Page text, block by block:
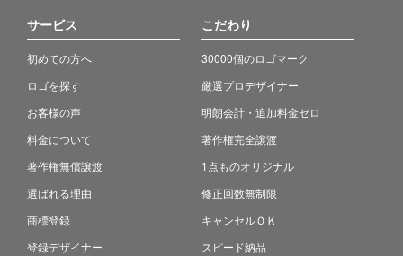
サービス
初めての方へ
ロゴを探す
お客様の声
料金について
著作権無償譲渡
選ばれる理由
商標登録
登録デザイナー
こだわり
30000個のロゴマーク
厳選プロデザイナー
明朗会計・追加料金ゼロ
著作権完全譲渡
1点ものオリジナル
修正回数無制限
キャンセルＯＫ
スピード納品